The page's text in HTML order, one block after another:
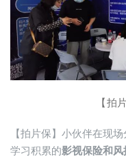
【拍
【拍片保】小伙伴在现场
学习积累的影视保险和风